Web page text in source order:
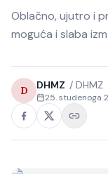
Politika
Gospodarstvo
Život
Kultura
Sport
Oblačno, ujutro i
moguća i slaba
D DHMZ / DHMZ
25. studenoga